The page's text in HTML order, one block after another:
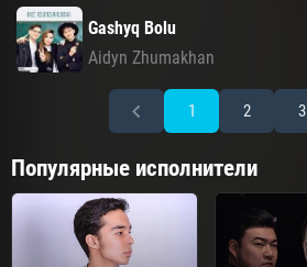
Gashyq Bolu
Aidyn Zhumakhan
1 2 3
Популярные исполнители